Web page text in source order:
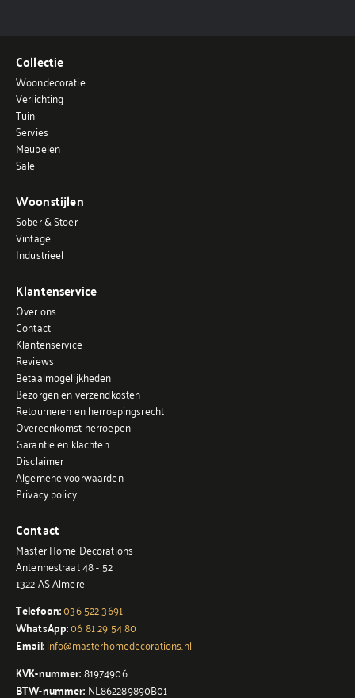
Collectie
Woondecoratie
Verlichting
Tuin
Servies
Meubelen
Sale
Woonstijlen
Sober & Stoer
Vintage
Industrieel
Klantenservice
Over ons
Contact
Klantenservice
Reviews
Betaalmogelijkheden
Bezorgen en verzendkosten
Retourneren en herroepingsrecht
Overeenkomst herroepen
Garantie en klachten
Disclaimer
Algemene voorwaarden
Privacy policy
Contact
Master Home Decorations
Antennestraat 48 - 52
1322 AS Almere
Telefoon:036 522 3691
WhatsApp:06 81 29 54 80
Email:info@masterhomedecorations.nl
KVK-nummer:81974906
BTW-nummer: NL862289890B01